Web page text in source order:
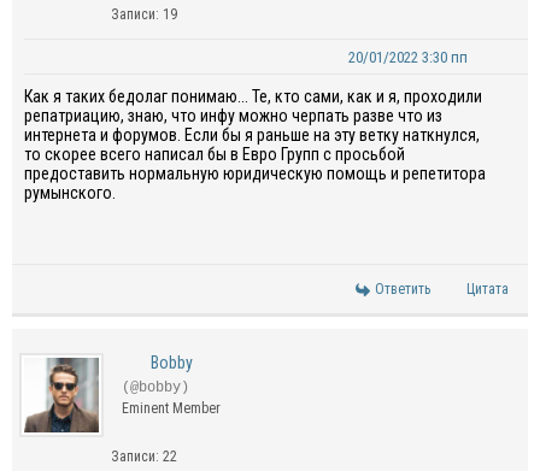
Записи: 19
20/01/2022 3:30 пп
Как я таких бедолаг понимаю... Те, кто сами, как и я, проходили
репатриацию, знаю, что инфу можно черпать разве что из
интернета и форумов. Если бы я раньше на эту ветку наткнулся,
то скорее всего написал бы в Евро Групп с просьбой
предоставить нормальную юридическую помощь и репетитора
румынского.
Ответить Цитата
Bobby
(@bobby)
Eminent Member
Записи: 22